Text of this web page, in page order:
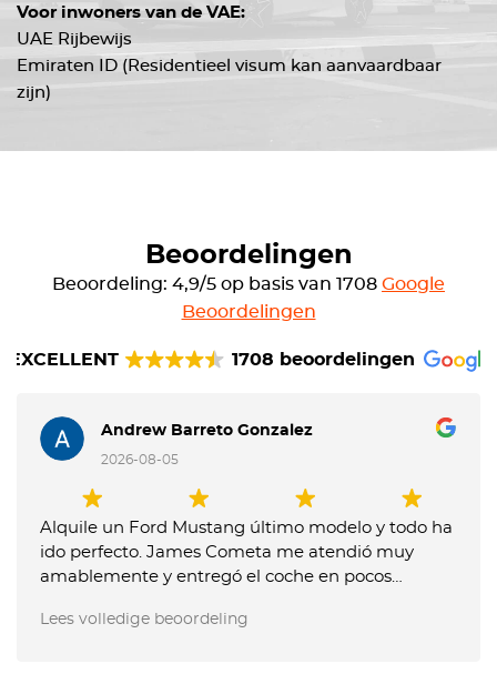
Voor inwoners van de VAE:
UAE Rijbewijs
Emiraten ID (Residentieel visum kan aanvaardbaar
zijn)
Beoordelingen
Beoordeling: 4,9/5 op basis van 1708 Google
Beoordelingen
EXCELLENT 1708 beoordelingen
Andrew Barreto Gonzalez
2026-08-05
Alquile un Ford Mustang último modelo y todo ha
ido perfecto. James Cometa me atendió muy
amablemente y entregó el coche en pocos
dijeron que me tenían que cobrar un extra, pero
Lees volledige beoordeling